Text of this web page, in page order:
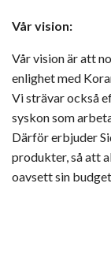
Vår vision:
Vår vision är att
enlighet med
Vi strävar också
syskon som
Därför erbjuder
produkter, så att
oavsett sin budget.